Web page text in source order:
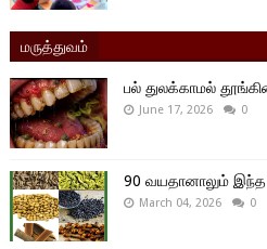
மருத்துவம்
பல் துலக்காமல்
June 17, 2026 0
90 வயதானாலும்
March 04, 2026 0